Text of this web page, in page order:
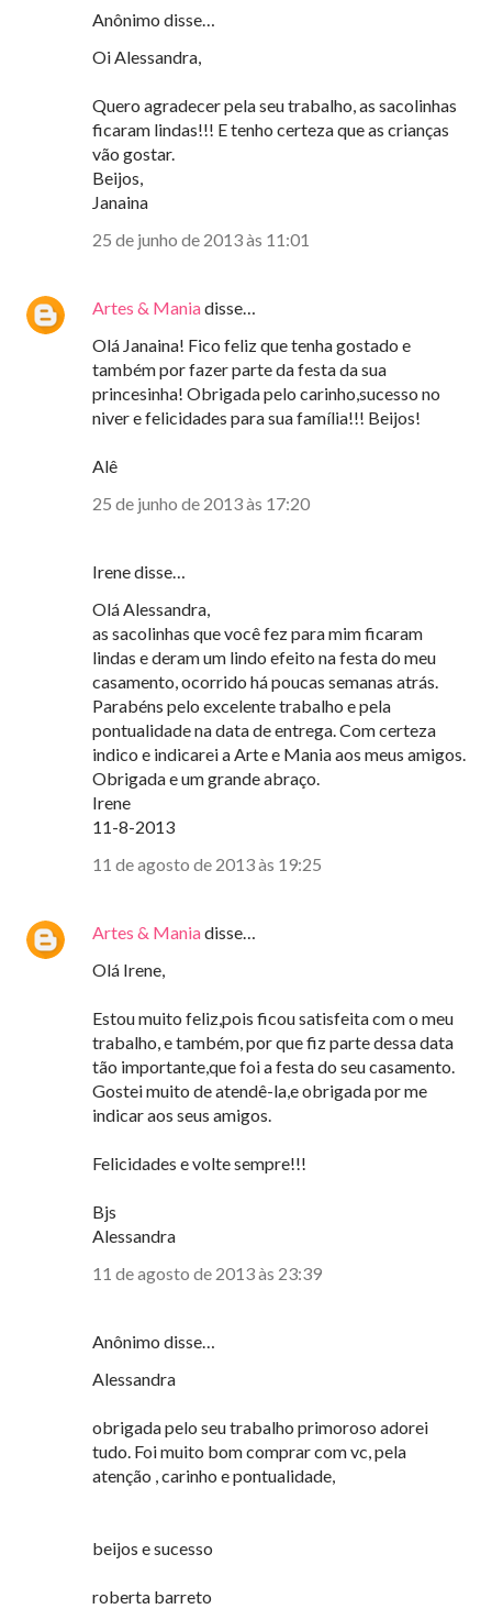
Anônimo disse…
Oi Alessandra,
Quero agradecer pela seu trabalho, as sacolinhas
ficaram lindas!!! E tenho certeza que as crianças
vão gostar.
Beijos,
Janaina
25 de junho de 2013 às 11:01
Artes & Maniadisse…
Olá Janaina! Fico feliz que tenha gostado e
também por fazer parte da festa da sua
princesinha! Obrigada pelo carinho,sucesso no
niver e felicidades para sua família!!! Beijos!
Alê
25 de junho de 2013 às 17:20
Irene disse…
Olá Alessandra,
as sacolinhas que você fez para mim ficaram
lindas e deram um lindo efeito na festa do meu
casamento, ocorrido há poucas semanas atrás.
Parabéns pelo excelente trabalho e pela
pontualidade na data de entrega. Com certeza
indico e indicarei a Arte e Mania aos meus amigos.
Obrigada e um grande abraço.
Irene
11-8-2013
11 de agosto de 2013 às 19:25
Artes & Maniadisse…
Olá Irene,
Estou muito feliz,pois ficou satisfeita com o meu
trabalho, e também, por que fiz parte dessa data
tão importante,que foi a festa do seu casamento.
Gostei muito de atendê-la,e obrigada por me
indicar aos seus amigos.
Felicidades e volte sempre!!!
Bjs
Alessandra
11 de agosto de 2013 às 23:39
Anônimo disse…
Alessandra
obrigada pelo seu trabalho primoroso adorei
tudo. Foi muito bom comprar com vc, pela
atenção , carinho e pontualidade,
beijos e sucesso
roberta barreto